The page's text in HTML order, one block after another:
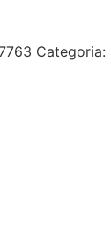
Categoria: